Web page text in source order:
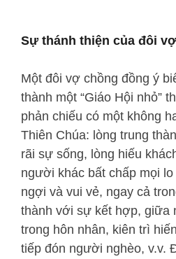
Sự thánh thiện của đôi
Một đôi vợ chồng đồng ý
thành một “Giáo Hội nhỏ”
phản chiếu có một không
Thiên Chúa: lòng trung
rãi sự sống, lòng hiếu
người khác bất chấp mọi
ngợi và vui vẻ, ngay cả
thành với sự kết hợp, giữa
trong hôn nhân, kiên trì
tiếp đón người nghèo, v.v.